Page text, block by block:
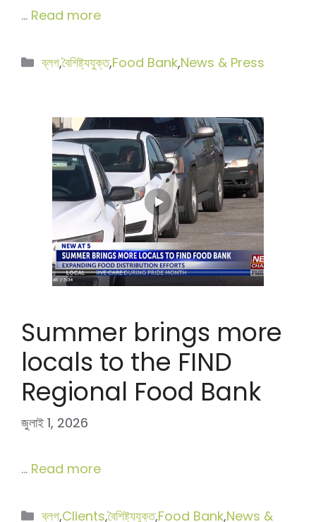
… Read more
বিভাগ
ব্লগ,বৈশিষ্ট্যযুক্ত,Food Bank,News & Press
Summer brings more
locals to the FIND
Regional Food Bank
জুলাই 1, 2026
… Read more
বিভাগ
ব্লগ,Clients,বৈশিষ্ট্যযুক্ত,Food Bank,News &